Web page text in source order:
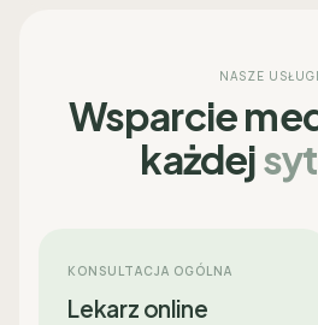
NASZE USŁUGI
Wsparcie
każdej
KONSULTACJA OGÓLNA
Lekarz online